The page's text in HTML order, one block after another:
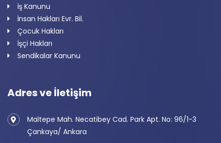
İş Kanunu
İnsan Hakları Evr. Bil.
Çocuk Hakları
İşçi Hakları
Sendikalar Kanunu
Adres ve İletişim
Maltepe Mah. Necatibey Cad. Park Apt. No: 96/1-3
Çankaya/ Ankara